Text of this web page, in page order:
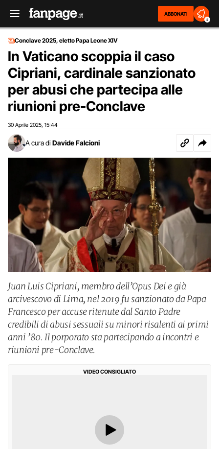
ABBONATI
2
Conclave 2025, eletto Papa Leone XIV
In Vaticano scoppia il caso
Cipriani, cardinale sanzionato
per abusi che partecipa alle
riunioni pre-Conclave
30 Aprile 2025 15:44
A cura di Davide Falcioni
Juan Luis Cipriani, membro dell’Opus Dei e già
arcivescovo di Lima, nel 2019 fu sanzionato da Papa
Francesco per accuse ritenute dal Santo Padre
credibili di abusi sessuali su minori risalenti ai primi
anni ’80. Il porporato sta partecipando a incontri e
riunioni pre-Conclave.
VIDEO CONSIGLIATO